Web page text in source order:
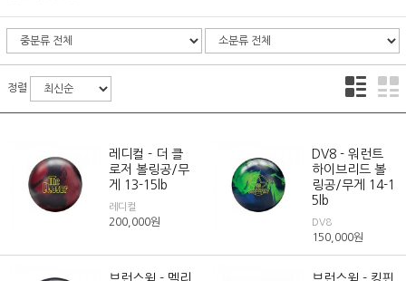
정렬
레디컬 - 더 클
로저 볼링공/무
게 13-15lb
레디컬
200,000원
DV8 - 워런트
하이브리드 볼
링공/무게 14-1
5lb
DV8
150,000원
브런스윅 - 멜리 브런스윅 - 킹핀